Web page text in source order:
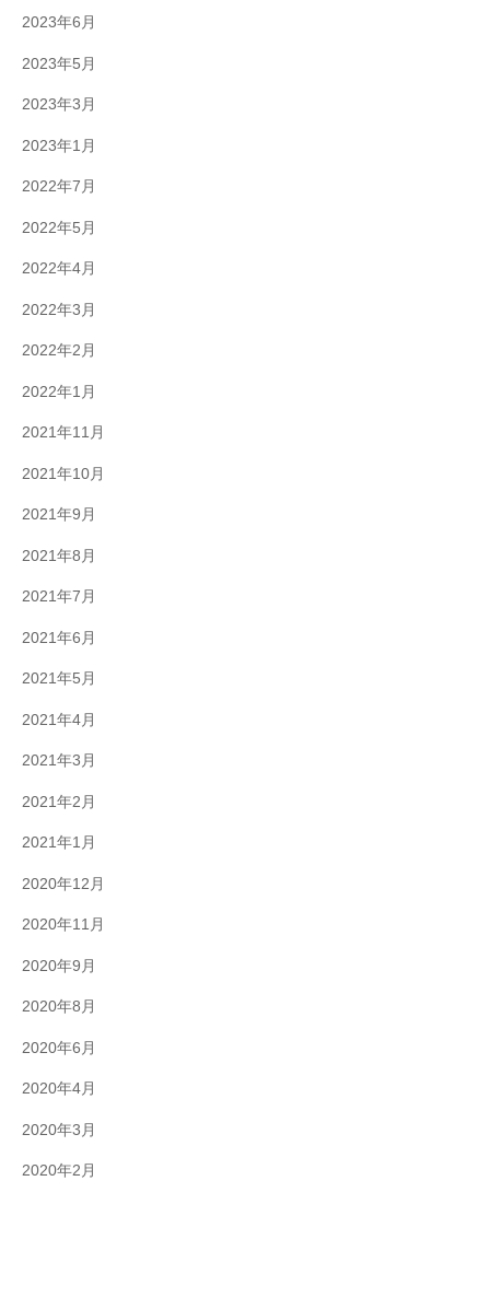
2023年6月
2023年5月
2023年3月
2023年1月
2022年7月
2022年5月
2022年4月
2022年3月
2022年2月
2022年1月
2021年11月
2021年10月
2021年9月
2021年8月
2021年7月
2021年6月
2021年5月
2021年4月
2021年3月
2021年2月
2021年1月
2020年12月
2020年11月
2020年9月
2020年8月
2020年6月
2020年4月
2020年3月
2020年2月